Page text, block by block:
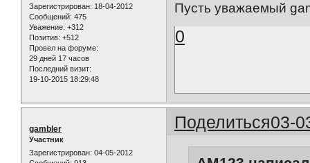
Зарегистрирован: 18-04-2012
Сообщений: 475
Уважение: +312
Позитив: +512
Провел на форуме:
29 дней 17 часов
Последний визит:
19-10-2015 18:29:48
Пусть уважаемый
0
Поделиться03-
gambler
Участник
Зарегистрирован: 04-05-2012